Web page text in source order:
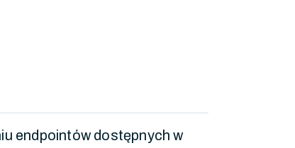
endpointów dostępnych w